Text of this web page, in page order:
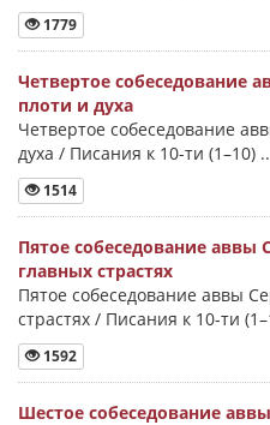
1779
Четвертое собеседование
плоти и духа
Четвертое собеседование
духа / Писания к 10-ти (1–10)
1514
Пятое собеседование аввы
главных страстях
Пятое собеседование аввы
страстях / Писания к 10-ти
1592
Шестое собеседование